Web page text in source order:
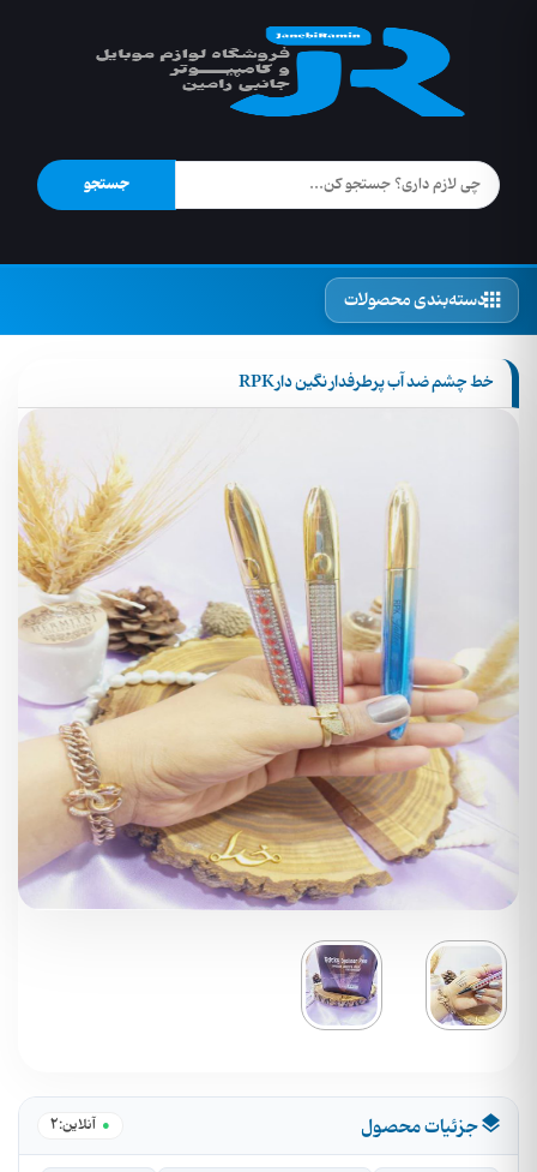
جستجو
دسته‌بندی محصولات
خط چشم ضد آب پرطرفدار نگین دار RPK
جزئیات محصول ● آنلاین:2